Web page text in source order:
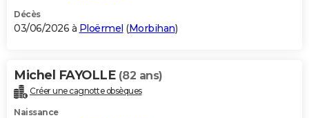
Décès
03/06/2026 à Ploërmel (Morbihan)
Michel FAYOLLE (82 ans)
Créer une cagnotte obsèques
Naissance